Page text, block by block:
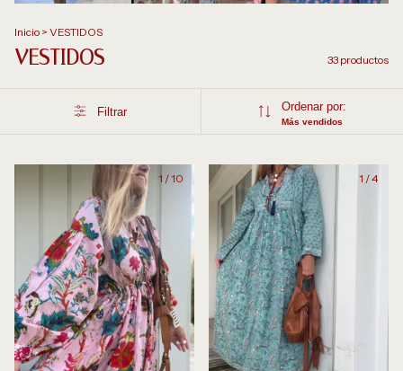
Inicio > VESTIDOS
VESTIDOS 33 productos
Filtrar Ordenar por:
Más vendidos
1 /10 1 /4